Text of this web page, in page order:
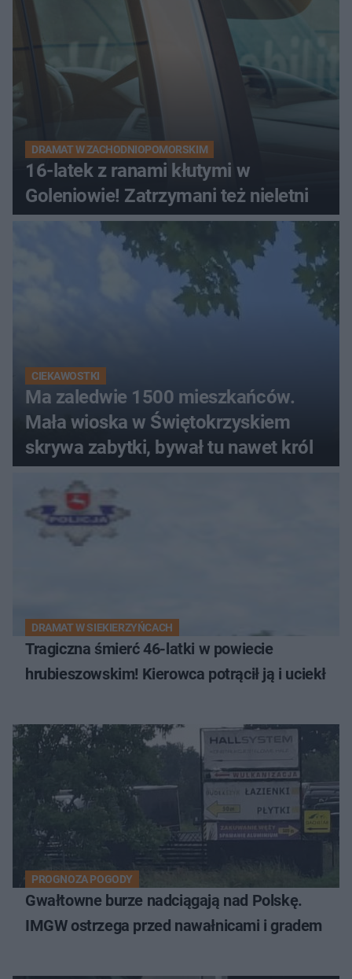
DRAMAT W ZACHODNIOPOMORSKIM
16-latek z ranami kłutymi w
Goleniowie! Zatrzymani też nieletni
CIEKAWOSTKI
Ma zaledwie 1500 mieszkańców.
Mała wioska w Świętokrzyskiem
skrywa zabytki, bywał tu nawet król
DRAMAT W SIEKIERZYŃCACH
Tragiczna śmierć 46-latki w powiecie
hrubieszowskim! Kierowca potrącił ją i uciekł
PROGNOZA POGODY
Gwałtowne burze nadciągają nad Polskę.
IMGW ostrzega przed nawałnicami i gradem